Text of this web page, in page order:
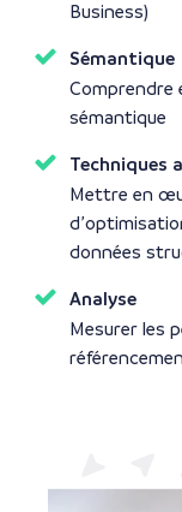
Business)
Sémantique
Comprendre
sémantique
Techniques
Mettre en
données
Analyse
Mesurer les